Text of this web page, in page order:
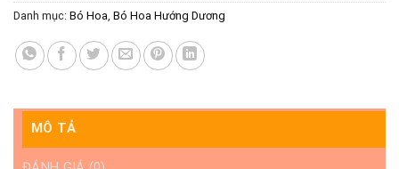
Danh mục: Bó Hoa, Bó Hoa Hướng Dương
MÔ TẢ